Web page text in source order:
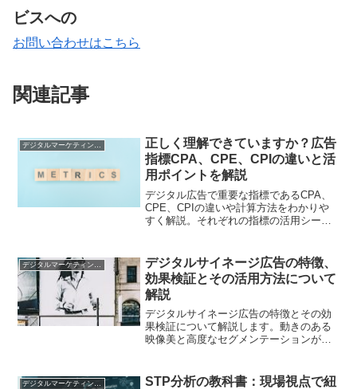
ビスへの
お問い合わせはこちら
関連記事
デジタルマーケティング基礎
正しく理解できていますか？広告
指標CPA、CPE、CPIの違いと活
用ポイントを解説
デジタル広告で重要な指標であるCPA、
CPE、CPIの違いや計算方法をわかりや
すく解説。それぞれの指標の活用シーン
デジタルサイネージ広告の特徴、
効果検証とその活用方法について
解説
デジタルサイネージ広告の特徴とその効
果検証について解説します。動きのある
映像美と高度なセグメンテーションが魅
デジタルマーケティング基礎
STP分析の教科書：現場視点で紐